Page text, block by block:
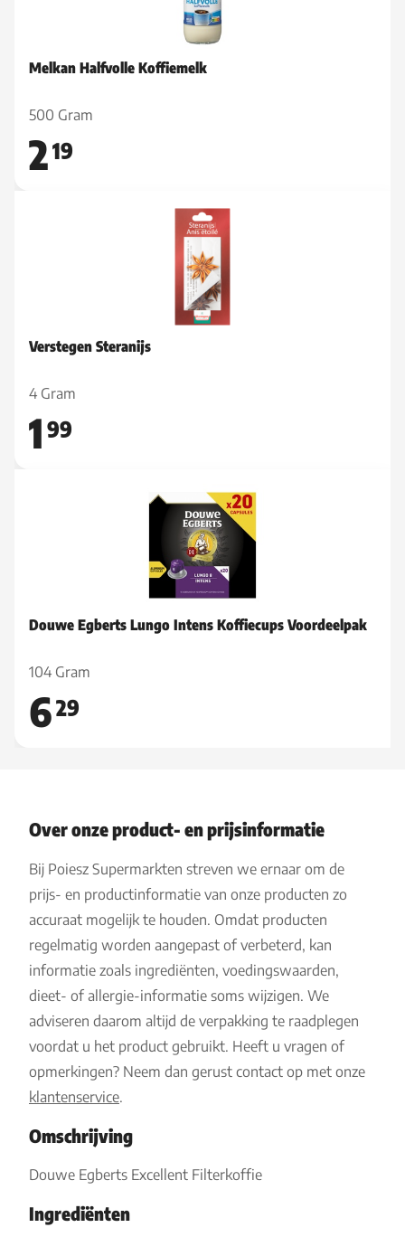
Melkan Halfvolle Koffiemelk
500 Gram
219
Verstegen Steranijs
4 Gram
1 99
Douwe Egberts Lungo Intens Koffiecups Voordeelpak
104 Gram
629
Over onze product- en prijsinformatie
Bij Poiesz Supermarkten streven we ernaar om de
prijs- en productinformatie van onze producten zo
accuraat mogelijk te houden. Omdat producten
regelmatig worden aangepast of verbeterd, kan
informatie zoals ingrediënten, voedingswaarden,
dieet- of allergie-informatie soms wijzigen. We
adviseren daarom altijd de verpakking te raadplegen
voordat u het product gebruikt. Heeft u vragen of
opmerkingen? Neem dan gerust contact op met onze
klantenservice.
Omschrijving
Douwe Egberts Excellent Filterkoffie
Ingrediënten